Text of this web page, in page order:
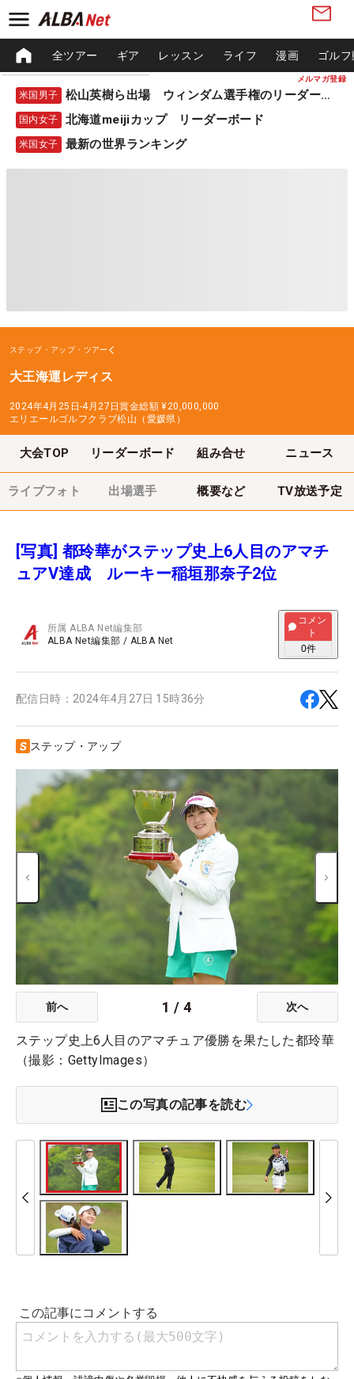
メルマガ登録
全ツアー ギア レッスン ライフ 漫画 ゴル
米国男子 松山英樹ら出場 ウィンダム選手権のリーダーボード
国内女子 北海道meijiカップ リーダーボード
米国女子 最新の世界ランキング
ステップ・アップ・ツアー
大王海運レディス
2024年4月25日-4月27日賞金総額 ¥20,000,000
エリエールゴルフクラブ松山（愛媛県）
大会TOP リーダーボード 組み合せ ニュース
ライブフォト 出場選手 概要など TV放送予定
[写真] 都玲華がステップ史上6人目のアマチ
ュアV達成 ルーキー稲垣那奈子2位
所属ALBA Net編集部
ALBA Net編集部 / ALBA Net
コメン
ト
0件
配信日時： 2024年4月27日 15時36分
ステップ・アップ
前へ 1 /4 次へ
ステップ史上6人目のアマチュア優勝を果たした都玲華
（撮影：GettyImages）
この写真の記事を読む